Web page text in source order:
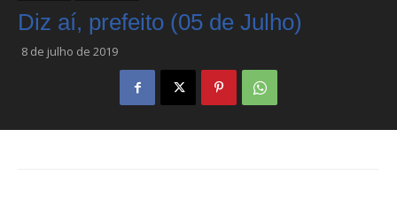
Diz aí, prefeito (05 de Julho)
8 de julho de 2019